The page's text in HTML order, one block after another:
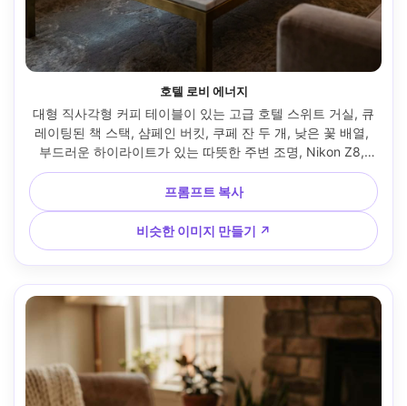
호텔 로비 에너지
대형 직사각형 커피 테이블이 있는 고급 호텔 스위트 거실, 큐
레이팅된 책 스택, 샴페인 버킷, 쿠페 잔 두 개, 낮은 꽃 배열,
부드러운 하이라이트가 있는 따뜻한 주변 조명, Nikon Z8,
35mm, f/2.2, 영화 같은 깊이, 프리미엄 인테리어 사진, 초사
실적인 유리와 금속 반사 --ar 4:5
프롬프트 복사
비슷한 이미지 만들기 ↗